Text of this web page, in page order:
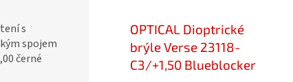
s
spojem
černé
OPTICAL Dioptrické
brýle Verse 23118-
C3/+1,50 Blueblocker